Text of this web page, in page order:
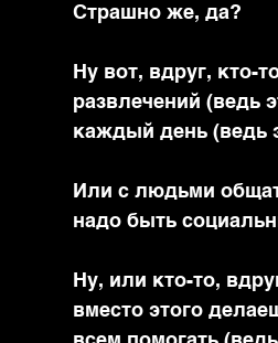
Страшно же, да?
Ну вот, вдруг, кто-
развлечений (ведь
каждый день (ведь
Или с людьми
надо быть
Ну, или кто-то,
вместо этого